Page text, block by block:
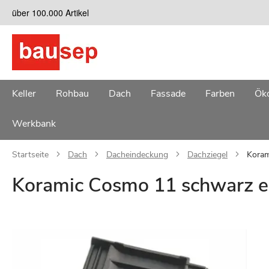
Zum
Inhalt
springen
über 100.000 Artikel
Keller Rohbau Dach Fassade Farben
Werkbank
Startseite Dach Dacheindeckung Dachziegel
Koramic Cosmo 11 schwarz